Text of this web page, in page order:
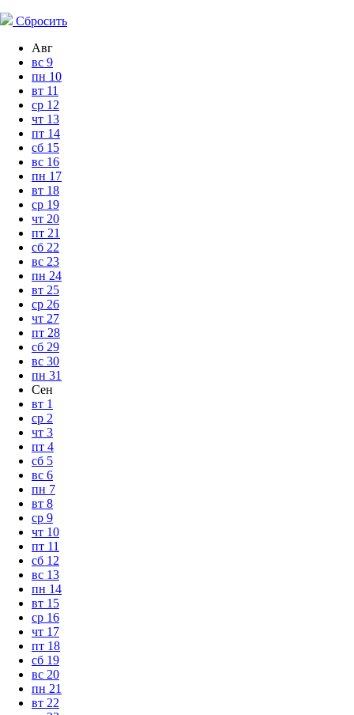
Сбросить
Авг
вс 9
пн 10
вт 11
ср 12
чт 13
пт 14
сб 15
вс 16
пн 17
вт 18
ср 19
чт 20
пт 21
сб 22
вс 23
пн 24
вт 25
ср 26
чт 27
пт 28
сб 29
вс 30
пн 31
Сен
вт 1
ср 2
чт 3
пт 4
сб 5
вс 6
пн 7
вт 8
ср 9
чт 10
пт 11
сб 12
вс 13
пн 14
вт 15
ср 16
чт 17
пт 18
сб 19
вс 20
пн 21
вт 22